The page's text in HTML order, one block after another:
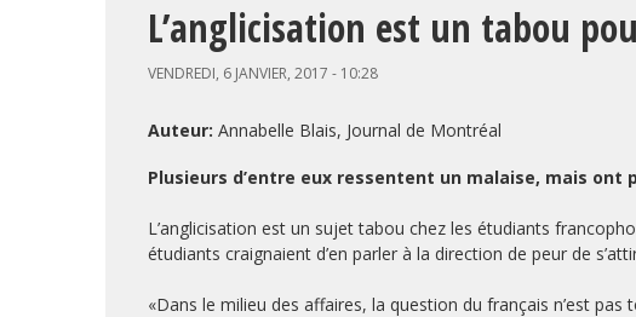
L’anglicisation est un tabou
VENDREDI, 6 JANVIER, 2017 - 10:28
Auteur: Annabelle Blais, Journal de Montréal
Plusieurs d’entre eux ressentent un malaise, mais ont
L’anglicisation est un sujet tabou chez les étudiants
étudiants craignaient d’en parler à la direction de peur de
«Dans le milieu des affaires, la question du français n’est